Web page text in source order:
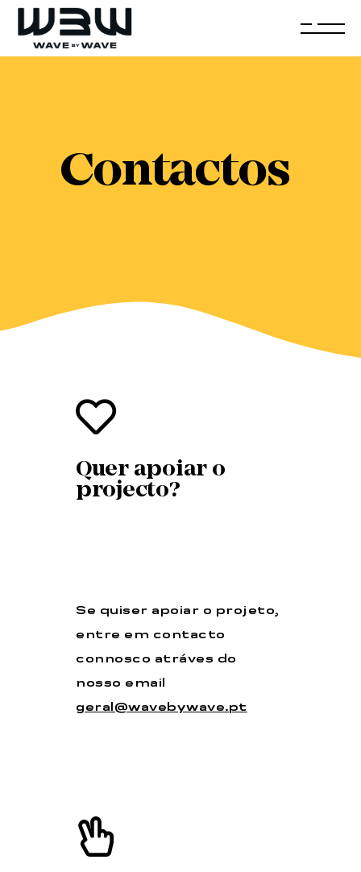
Contactos
Quer apoiar o
projecto?
Se quiser apoiar o projeto,
entre em contacto
connosco atráves do
nosso email
geral@wavebywave.pt